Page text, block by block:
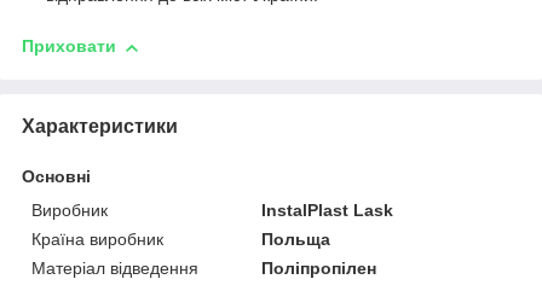
Приховати
Характеристики
Основні
Виробник
InstalPlast Lask
Країна виробник
Польща
Матеріал відведення
Поліпропілен